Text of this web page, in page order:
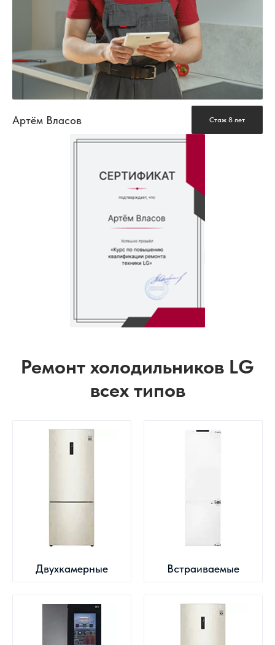
Артём Власов Стаж 8 лет
Ремонт холодильников LG
всех типов
Двухкамерные Встраиваемые